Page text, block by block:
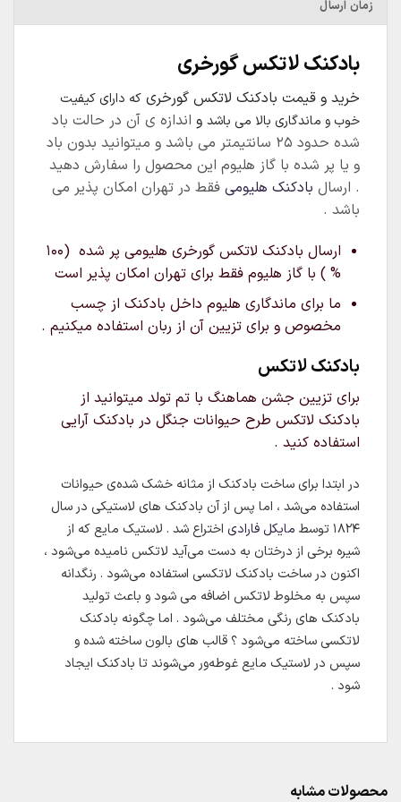
زمان ارسال
بادکنک لاتکس گورخری
خرید و قیمت بادکنک لاتکس گورخری که دارای کیفیت
خوب و ماندگاری بالا می باشد و اندازه ی آن در حالت باد
شده حدود ۲۵ سانتیمتر می باشد و میتوانید بدون باد
و یا پر شده با گاز هلیوم این محصول را سفارش دهید
. ارسال بادکنک هلیومی فقط در تهران امکان پذیر می
باشد .
% ) با گاز هلیوم فقط برای تهران امکان پذیر است
ما برای ماندگاری هلیوم داخل بادکنک از چسب
مخصوص و برای تزیین آن از ربان استفاده میکنیم .
بادکنک لاتکس
برای تزیین جشن هماهنگ با تم تولد میتوانید از
بادکنک لاتکس طرح حیوانات جنگل در بادکنک آرایی
استفاده کنید .
در ابتدا برای ساخت بادکنک از مثانه خشک شده‌ی حیوانات
استفاده می‌شد ، اما پس از آن بادکنک های لاستیکی در سال
۱۸۲۴ توسط
مایکل فارادی اختراع شد . لاستیک مایع که از
شیره برخی از درختان به دست می‌آید لاتکس نامیده می‌شود ،
اکنون در ساخت بادکنک لاتکسی استفاده می‌شود . رنگدانه
سپس به مخلوط لاتکس اضافه می شود و باعث تولید
بادکنک های رنگی مختلف می‌شود . اما چگونه بادکنک
لاتکسی ساخته می‌شود ؟ قالب های بالون ساخته شده و
سپس در لاستیک مایع غوطه‌ور می‌شوند تا بادکنک ایجاد
شود .
محصولات مشابه